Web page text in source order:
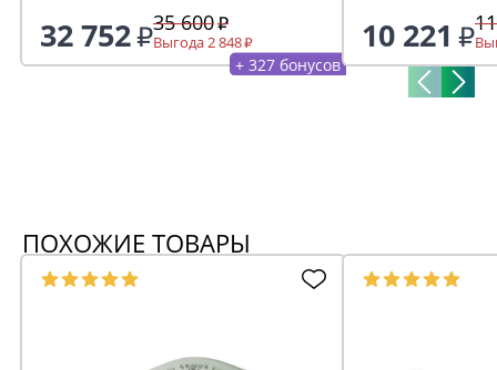
32 752 35 600
Выгода 2 848
+ 327 бонусов
10 221
ПОХОЖИЕ ТОВАРЫ